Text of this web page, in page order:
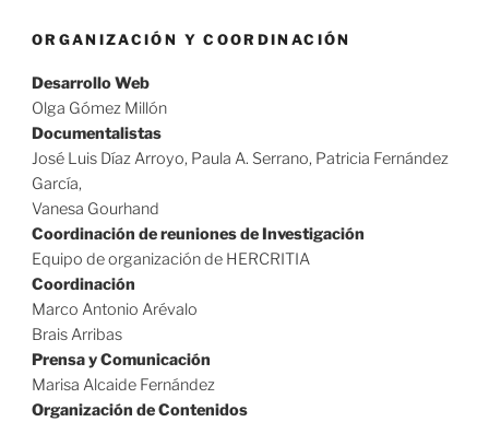
ORGANIZACIÓN Y COORDINACIÓN
Desarrollo Web
Olga Gómez Millón
Documentalistas
José Luis Díaz Arroyo, Paula A. Serrano, Patricia Fernández
García,
Vanesa Gourhand
Coordinación de reuniones de Investigación
Equipo de organización de HERCRITIA
Coordinación
Marco Antonio Arévalo
Brais Arribas
Prensa y Comunicación
Marisa Alcaide Fernández
Organización de Contenidos